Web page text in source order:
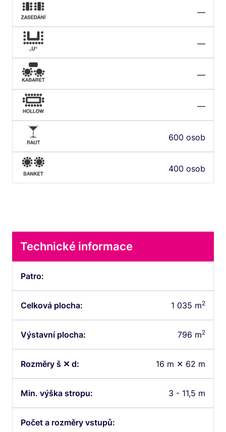
Technické informace
Patro:
Celková plocha: 1 035 m2
Výstavní plocha: 796 m2
Rozměry š ✕ d: 16 m ✕ 62 m
Min. výška stropu: 3 - 11,5 m
Počet a rozměry vstupů:
—
—
—
—
600 osob
400 osob